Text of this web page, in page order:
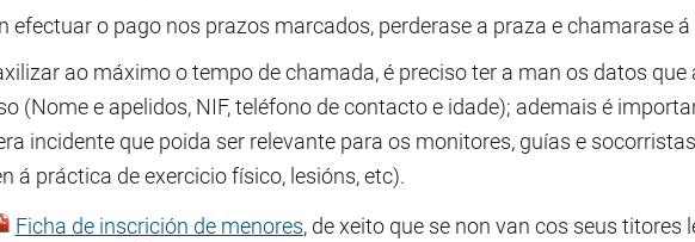
efectuar o pago nos prazos marcados, perderase a praza e chamarase
ao máximo o tempo de chamada, é preciso ter a man os datos
(Nome e apelidos, NIF, teléfono de contacto e idade); ademais é
incidente que poida ser relevante para os monitores, guías e
á práctica de exercicio físico, lesións, etc).
Ficha de inscrición de menores, de xeito que se non van cos seus titores